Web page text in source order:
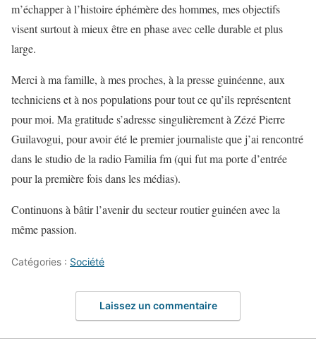
m’échapper à l’histoire éphémère des hommes, mes objectifs
visent surtout à mieux être en phase avec celle durable et plus
large.
Merci à ma famille, à mes proches, à la presse guinéenne, aux
techniciens et à nos populations pour tout ce qu’ils représentent
pour moi. Ma gratitude s’adresse singulièrement à Zézé Pierre
Guilavogui, pour avoir été le premier journaliste que j’ai rencontré
dans le studio de la radio Familia fm (qui fut ma porte d’entrée
pour la première fois dans les médias).
Continuons à bâtir l’avenir du secteur routier guinéen avec la
même passion.
Catégories : Société
Laissez un commentaire